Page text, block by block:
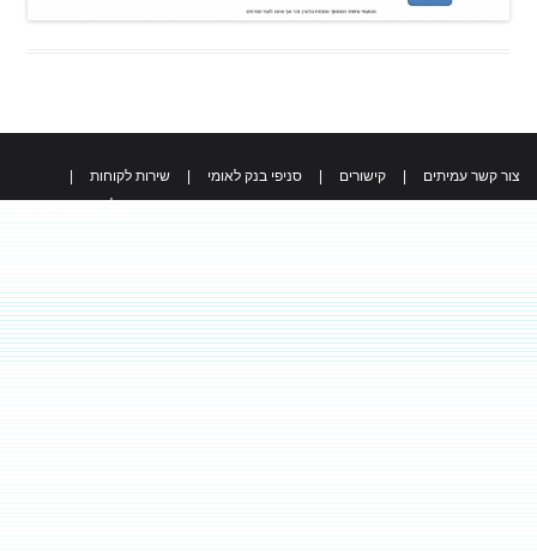
צור קשר עמיתים קישורים סניפי בנק לאומי שירות לקוחות
כל הזכויות שמורות